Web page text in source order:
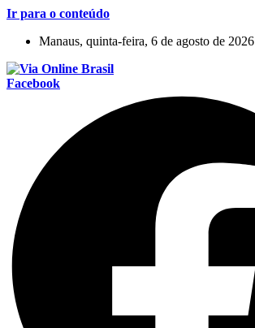
Ir para o conteúdo
Manaus, quinta-feira, 6 de agosto de 2026
Facebook